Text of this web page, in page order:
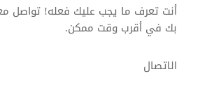
أنت تعرف ما يجب عليك فعله! تواصل
بك في أقرب وقت ممكن.
الاتصال